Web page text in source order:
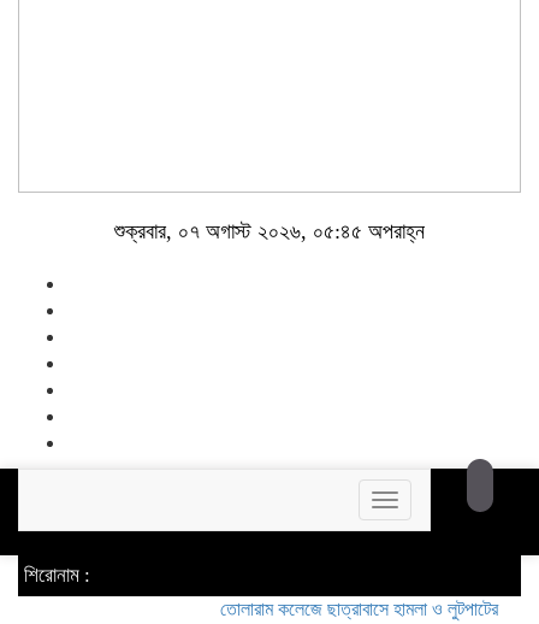
শুক্রবার, ০৭ অগাস্ট ২০২৬, ০৫:৪৫ অপরাহ্ন
Toggle
navigation
শিরোনাম :
তোলারাম কলেজে ছাত্রাবাসে হামলা ও লুটপাটের অভিযোগ